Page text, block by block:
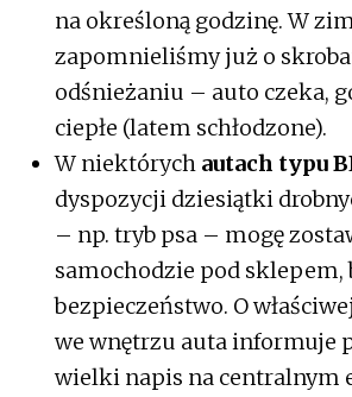
na określoną godzinę. W
zapomnieliśmy już o
odśnieżaniu – auto czeka,
ciepłe (latem schłodzone).
W niektórych autach typu
dyspozycji dziesiątki
– np. tryb psa – mogę
samochodzie pod sklepem,
bezpieczeństwo. O
we wnętrzu auta informuje
wielki napis na centralnym